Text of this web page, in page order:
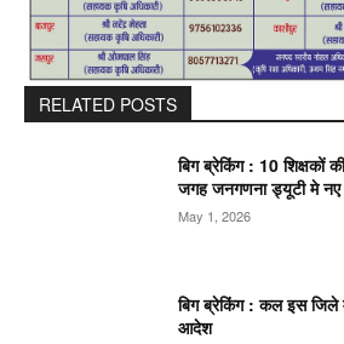
RELATED POSTS
बिग ब्रेकिंग : 10 शिक्षकों
जगह जनगणना ड्यूटी मे नए
May 1, 2026
बिग ब्रेकिंग : कल इस
आदेश